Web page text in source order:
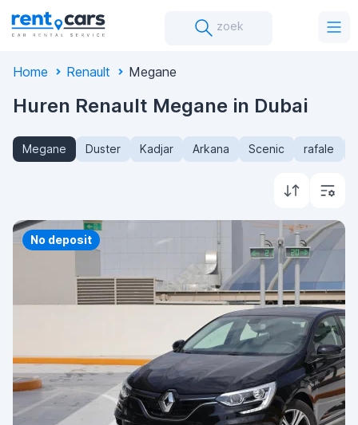
zoek
Home Renault Megane
Huren Renault Megane in Dubai
Megane Duster Kadjar Arkana Scenic rafale
Priority
No deposit